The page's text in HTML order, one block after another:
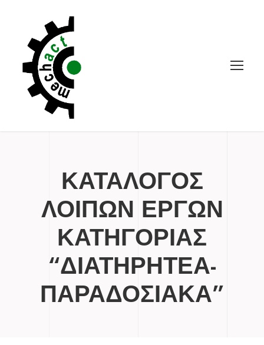
ΚΑΤΑΛΟΓΟΣ
ΛΟΙΠΩΝ ΕΡΓΩΝ
ΚΑΤΗΓΟΡΙΑΣ
“ΔΙΑΤΗΡΗΤΕΑ-
ΠΑΡΑΔΟΣΙΑΚΑ”